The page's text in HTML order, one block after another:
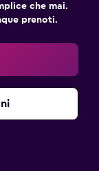
che mai.
prenoti.